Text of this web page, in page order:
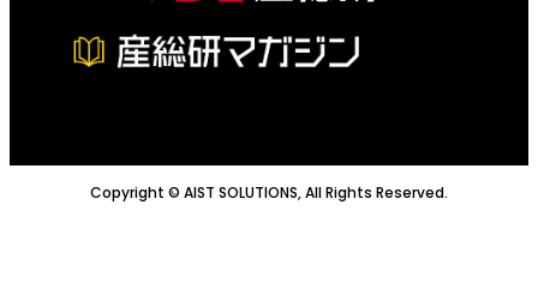
Copyright © AIST SOLUTIONS, All Rights Reserved.